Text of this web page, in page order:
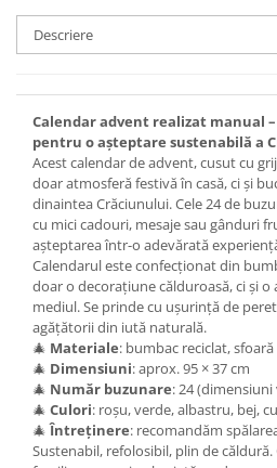
Inel
Brățară de gleznă
Bijuterii aliaj metalic
Colier / Pandantiv
Cercei
Brățară
Broșă
Mărgele / talisman
Accesorii păr
Bijuterii din Floarea de colț
Colier / Pandantiv
Cercei
Suport bijuterii
Bijuterii cu cristale naturale
Colier / Pandantiv
Descriere
Calendar advent realizat manual
pentru o așteptare sustenabilă a
Acest calendar de advent, cusut cu
doar atmosferă festivă în casă, ci și
dinaintea Crăciunului. Cele 24 de
cu mici cadouri, mesaje sau gânduri
așteptarea într-o adevărată
Calendarul este confecționat din
doar o decorațiune călduroasă, ci și o
mediul. Se prinde cu ușurință de
agățătorii din iută naturală.
🎄 Materiale: bumbac reciclat,
🎄 Dimensiuni: aprox. 95 × 37 cm
🎄 Număr buzunare: 24
🎄 Culori: roșu, verde, albastru, bej,
🎄Întreținere: recomandăm
Sustenabil, refolosibil, plin de